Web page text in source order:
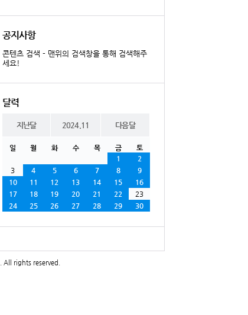
공지사항
콘텐츠 검색 - 맨위의 검색창을 통해 검색해주
세요!
달력
지난달 2024.11 다음달
일 월 화 수 목 금
토
1
2
3
4 5 6 7 8
9
10
11 12 13 14 15
16
17
18 19 20 21 22
23
24
25 26 27 28 29 30
. All rights reserved.